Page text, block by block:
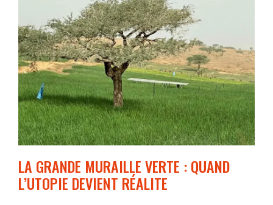
LA GRANDE MURAILLE VERTE : QUAND
L’UTOPIE DEVIENT RÉALITE